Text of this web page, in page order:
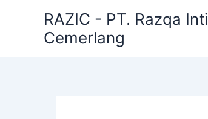
RAZIC - PT. Razqa Inti
Cemerlang